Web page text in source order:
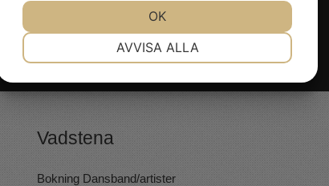
Klicka här!
Vadstena
Bokning Dansband/artister
MARKNADSFÖRING STATISTIK
AVVISA ALLA
OK